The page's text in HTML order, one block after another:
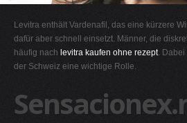
H
I
K
Levitra enthält Vardenafil, das eine kürzere
dafür aber schnell einsetzt. Männer, die
häufig nach levitra kaufen ohne rezept. Dabei
der Schweiz eine wichtige Rolle.